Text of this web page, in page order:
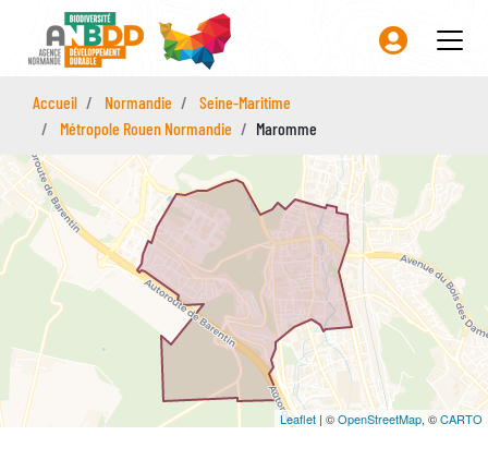
contenu
Accueil Normandie
Seine-Maritime
Métropole Rouen Normandie
Maromme
Leaflet | ©OpenStreetMap, ©CARTO